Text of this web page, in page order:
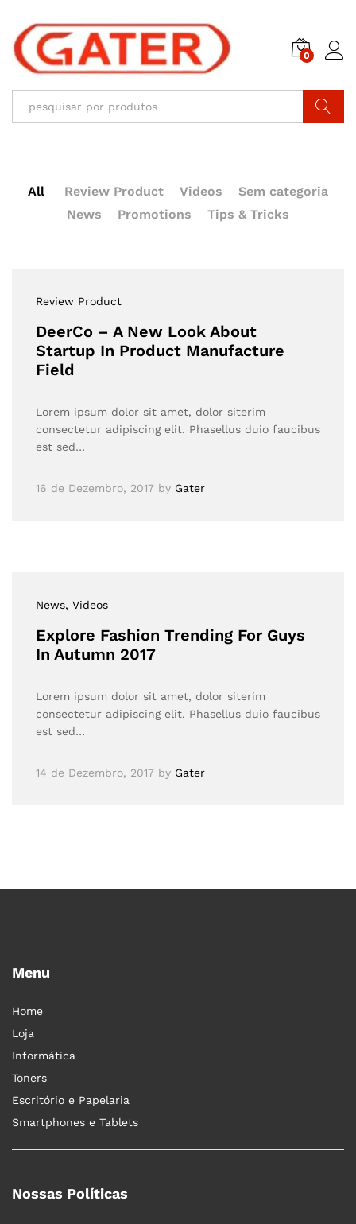
0
All Review Product Videos
Sem categoria
News
Promotions Tips & Tricks
Review Product
DeerCo – A New Look About
Startup In Product Manufacture
Field
Lorem ipsum dolor sit amet, dolor siterim
consectetur adipiscing elit. Phasellus duio faucibus
est sed…
16 de Dezembro, 2017 by Gater
News, Videos
Explore Fashion Trending For Guys
In Autumn 2017
Lorem ipsum dolor sit amet, dolor siterim
consectetur adipiscing elit. Phasellus duio faucibus
est sed…
14 de Dezembro, 2017 by Gater
Menu
Home
Loja
Informática
Toners
Escritório e Papelaria
Smartphones e Tablets
Nossas Políticas